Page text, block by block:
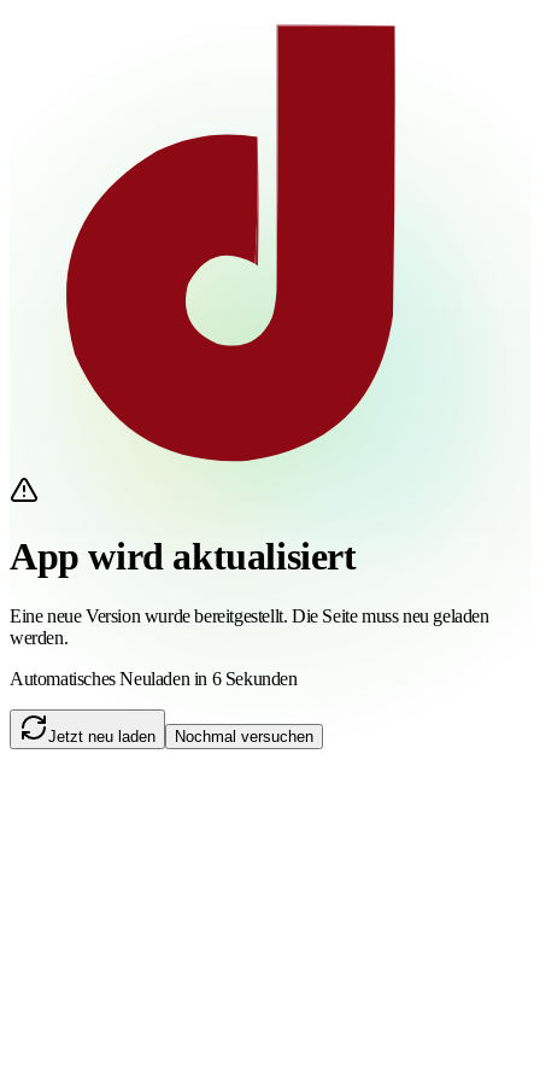
App wird aktualisiert
Eine neue Version wurde bereitgestellt. Die Seite muss neu geladen
werden.
Automatisches Neuladen in 6 Sekunden
Jetzt neu laden Nochmal versuchen